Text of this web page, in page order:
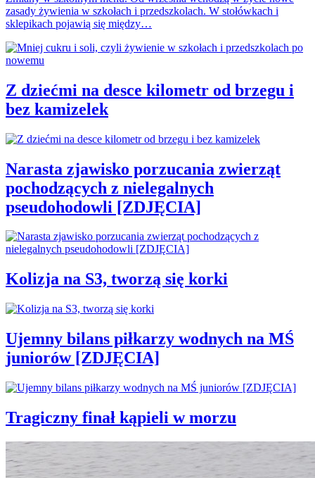
zasady żywienia w szkołach i przedszkolach. W stołówkach i
sklepikach pojawią się między…
Z dziećmi na desce kilometr od brzegu i
bez kamizelek
Narasta zjawisko porzucania zwierząt
pochodzących z nielegalnych
pseudohodowli [ZDJĘCIA]
Kolizja na S3, tworzą się korki
Ujemny bilans piłkarzy wodnych na MŚ
juniorów [ZDJĘCIA]
Tragiczny finał kąpieli w morzu